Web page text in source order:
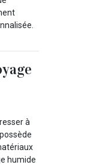
à
humide